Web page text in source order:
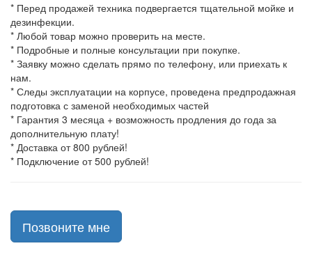
* Перед продажей техника подвергается тщательной мойке и
дезинфекции.
* Любой товар можно проверить на месте.
* Подробные и полные консультации при покупке.
* Заявку можно сделать прямо по телефону, или приехать к
нам.
* Следы эксплуатации на корпусе, проведена предпродажная
подготовка с заменой необходимых частей
* Гарантия 3 месяца + возможность продления до года за
дополнительную плату!
* Доставка от 800 рублей!
* Подключение от 500 рублей!
Позвоните мне